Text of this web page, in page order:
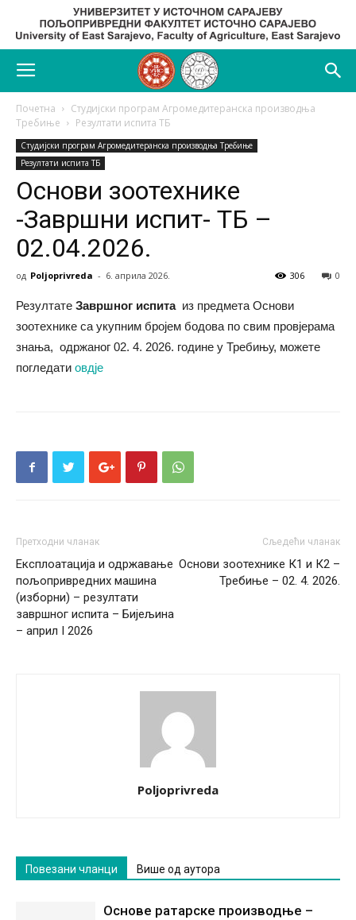
Почетна
Студијски програм Агромедитеранска производња
Требиње
Резултати испита ТБ
Студијски програм Агромедитеранска производња Требиње
Резултати испита ТБ
Основи зоотехнике
-Завршни испит- ТБ –
02.04.2026.
од Poljoprivreda - 6. априла 2026. 0
306
Резултате Завршног испитаиз предмета Основи
зоотехнике са укупним бројем бодова по свим провјерама
знања, одржанoг 02. 4. 2026. године у Требињу, можете
погледати овдје
Претходни чланак
Експлоатација и одржавање
пољопривредних машина
(изборни) – резултати
завршног испита – Бијељина
– април I 2026
Сљедећи чланак
Основи зоотехнике К1 и К2 –
Требиње – 02. 4. 2026.
Poljoprivreda
Повезани чланци Више од аутора
Основе ратарске производње –